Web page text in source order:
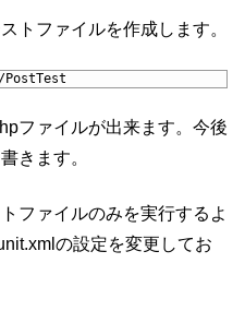
トファイルを作成します。
/PostTest
ファイルが出来ます。今後
きます。
ファイルのみを実行するよ
の設定を変更してお